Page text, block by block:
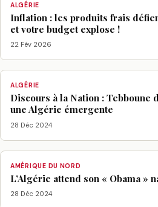
ALGÉRIE
Inflation : les produits frais
et votre budget explose !
22 Fév 2026
ALGÉRIE
Discours à la Nation : Tebboune
une Algérie émergente
28 Déc 2024
AMÉRIQUE DU NORD
L’Algérie attend son « Obama »
28 Déc 2024